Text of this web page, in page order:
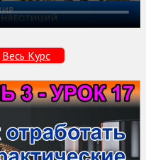
Весь Курс